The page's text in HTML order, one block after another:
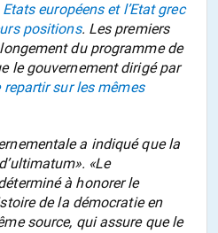
européens et l’Etat grec
positions. Les premiers
du programme de
le gouvernement dirigé par
repartir sur les mêmes
a indiqué que la
«Le
à honorer le
de la démocratie en
source, qui assure que le